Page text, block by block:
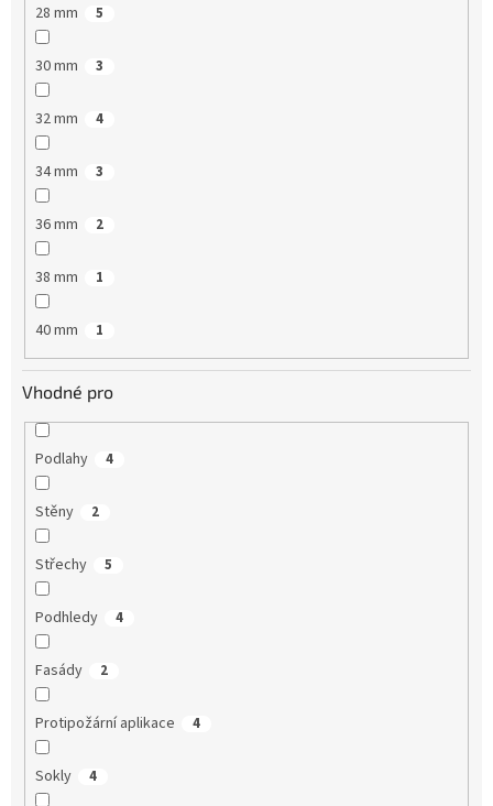
28 mm 5
30 mm 3
32 mm 4
34 mm 3
36 mm 2
38 mm 1
40 mm 1
Vhodné pro
Podlahy 4
Stěny 2
Střechy 5
Podhledy 4
Fasády 2
Protipožární aplikace 4
Sokly 4